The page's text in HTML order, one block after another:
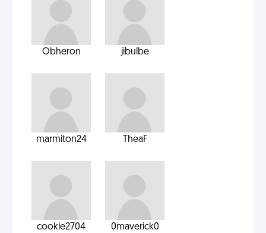
Obheron jibulbe
marmiton24 TheaF
cookie2704 0maverick0